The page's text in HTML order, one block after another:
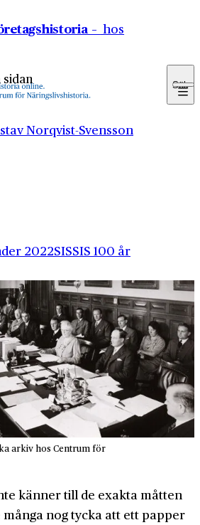
– hos
Sök
Norqvist-Svensson
2022SISSIS 100 år
arkiv hos Centrum för
känner till de exakta måtten
nog tycka att ett papper